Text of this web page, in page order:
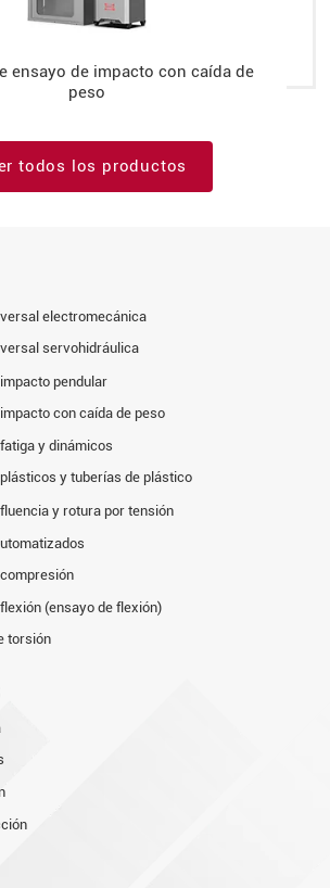
ensayo de impacto con caída de
peso
todos los productos
electromecánica
servohidráulica
pendular
con caída de peso
y dinámicos
y tuberías de plástico
y rotura por tensión
(ensayo de flexión)
torsión